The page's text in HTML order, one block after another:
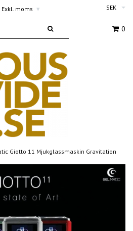
Exkl. moms ▾ SEK
0
Giotto 11 Mjukglassmaskin Gravitation